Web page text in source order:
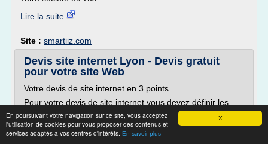
X
En poursuivant votre navigation sur ce site, vous acceptez
l'utilisation de cookies pour vous proposer des contenus et
services adaptés à vos centres d'intérêts. En savoir plus
Lire la suite
Site : smartiiz.com
Devis site internet Lyon - Devis gratuit
pour votre site Web
Votre devis de site internet en 3 points
Pour votre devis de site internet vous devez définir les
fonctionnalités souhaitées.
Dans le but de déterminer votre devis sur-mesure pour la
création de votre site internet, vous devez dans un